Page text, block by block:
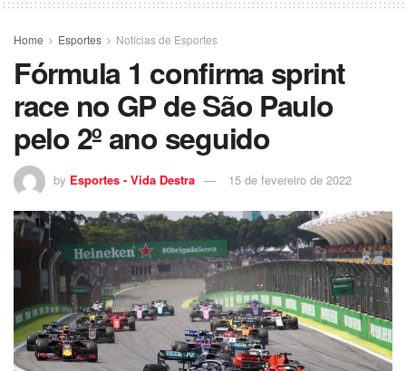
Home Esportes Notícias de Esportes
Fórmula 1 confirma sprint
race no GP de São Paulo
pelo 2º ano seguido
by Esportes - Vida Destra 15 de fevereiro de 2022